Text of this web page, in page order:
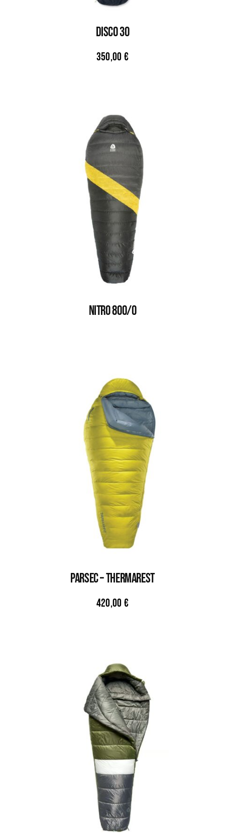
DISCO 30
350,00 €
NITRO 800/0
PARSEC – THERMAREST
420,00 €